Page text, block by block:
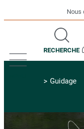
Nous
RECHERCHE
Guidage